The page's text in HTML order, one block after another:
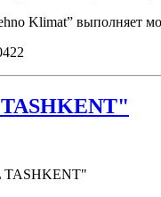
Klimat” выполняет